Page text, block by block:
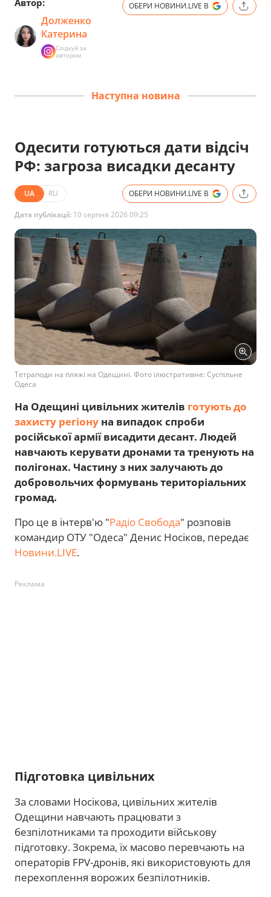
Автор:
Долженко
Катерина
Слідкуй за
автором
ОБЕРИ НОВИНИ.LIVE В
Наступна новина
Одесити готуються дати відсіч
РФ: загроза висадки десанту
UA RU ОБЕРИ НОВИНИ.LIVE В
Дата публікації: 10 серпня 2026 09:25
Тетраподи на пляжі на Одещині. Фото ілюстративне: Суспільне
Одеса
На Одещині цивільних жителів готують до
захисту регіону на випадок спроби
російської армії висадити десант. Людей
навчають керувати дронами та тренують на
полігонах. Частину з них залучають до
добровольчих формувань територіальних
громад.
Про це в інтерв'ю "Радіо Свобода" розповів
командир ОТУ "Одеса" Денис Носіков, передає
Новини.LIVE.
Реклама
Підготовка цивільних
За словами Носікова, цивільних жителів
Одещини навчають працювати з
безпілотниками та проходити військову
підготовку. Зокрема, їх масово перевчають на
операторів FPV-дронів, які використовують для
перехоплення ворожих безпілотників.